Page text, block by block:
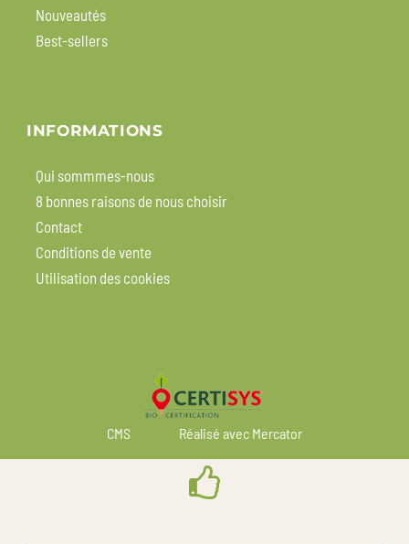
Nouveautés
Best-sellers
INFORMATIONS
Qui sommmes-nous
8 bonnes raisons de nous choisir
Contact
Conditions de vente
Utilisation des cookies
CMS Réalisé avec Mercator